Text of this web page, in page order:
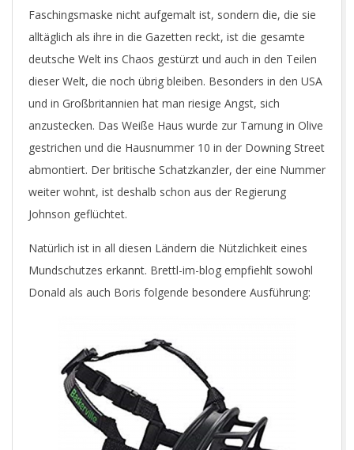
Faschingsmaske nicht aufgemalt ist, sondern die, die sie
alltäglich als ihre in die Gazetten reckt, ist die gesamte
deutsche Welt ins Chaos gestürzt und auch in den Teilen
dieser Welt, die noch übrig bleiben. Besonders in den USA
und in Großbritannien hat man riesige Angst, sich
anzustecken. Das Weiße Haus wurde zur Tarnung in Olive
gestrichen und die Hausnummer 10 in der Downing Street
abmontiert. Der britische Schatzkanzler, der eine Nummer
weiter wohnt, ist deshalb schon aus der Regierung
Johnson geflüchtet.
Natürlich ist in all diesen Ländern die Nützlichkeit eines
Mundschutzes erkannt. Brettl-im-blog empfiehlt sowohl
Donald als auch Boris folgende besondere Ausführung: